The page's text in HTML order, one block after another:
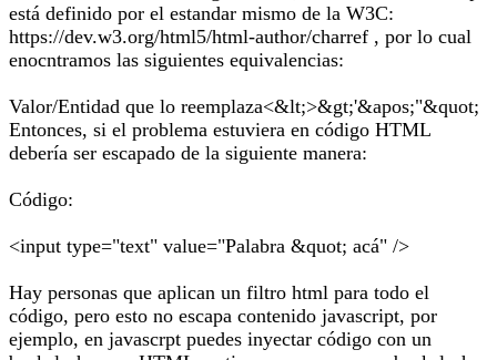
está definido por el estandar mismo de la W3C:
https://dev.w3.org/html5/html-author/charref , por lo cual
enocntramos las siguientes equivalencias:
Valor/Entidad que lo reemplaza<&lt;>&gt;'&apos;"&quot;
Entonces, si el problema estuviera en código HTML
debería ser escapado de la siguiente manera:
Código:
<input type="text" value="Palabra &quot; acá" />
Hay personas que aplican un filtro html para todo el
código, pero esto no escapa contenido javascript, por
ejemplo, en javascrpt puedes inyectar código con un